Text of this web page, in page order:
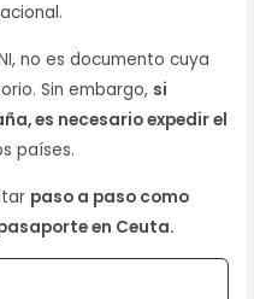
no es documento cuya
Sin embargo, si
es necesario expedir el
países.
paso a paso como
en Ceuta.